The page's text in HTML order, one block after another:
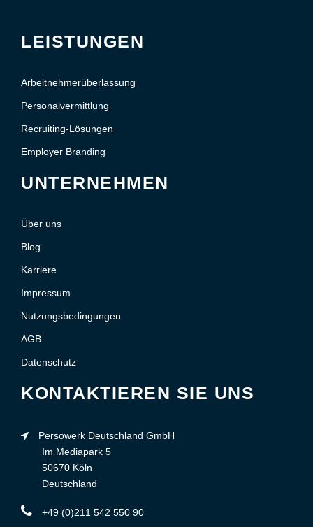
LEISTUNGEN
Arbeitnehmerüberlassung
Personalvermittlung
Recruiting-Lösungen
Employer Branding
UNTERNEHMEN
Über uns
Blog
Karriere
Impressum
Nutzungsbedingungen
AGB
Datenschutz
KONTAKTIEREN SIE UNS
Persowerk Deutschland GmbH
Im Mediapark 5
50670 Köln
Deutschland
+49 (0)211 542 550 90